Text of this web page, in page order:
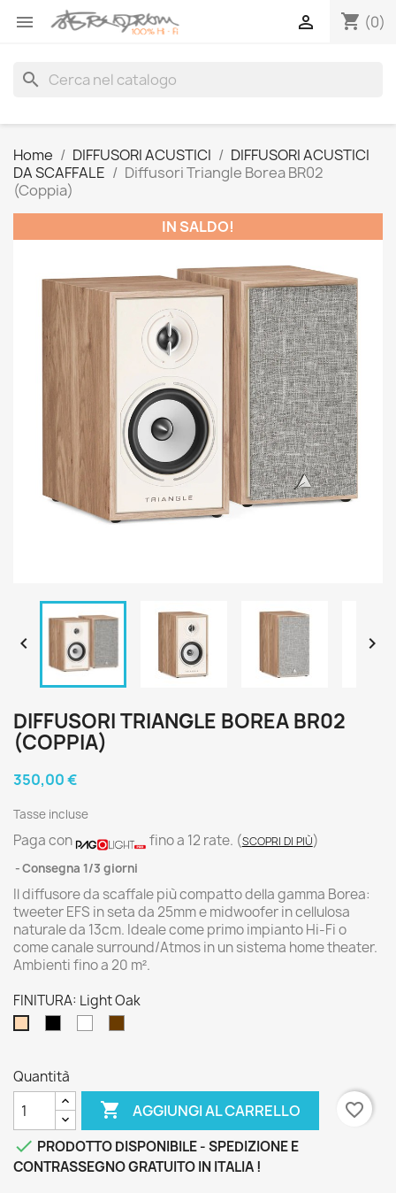
 shopping_cart (0)

search
Home DIFFUSORI ACUSTICI
DIFFUSORI ACUSTICI
DA SCAFFALE
Diffusori Triangle Borea BR02
(Coppia)
IN SALDO!
 
DIFFUSORI TRIANGLE BOREA BR02
(COPPIA)
350,00 €
Tasse incluse
Paga con fino a 12 rate. (SCOPRI DI PIÙ)
Consegna 1/3 giorni
Il diffusore da scaffale più compatto della gamma Borea:
tweeter EFS in seta da 25mm e midwoofer in cellulosa
naturale da 13cm. Ideale come primo impianto Hi-Fi o
come canale surround/Atmos in un sistema home theater.
Ambienti fino a 20 m².
FINITURA: Light Oak
Quantità
 AGGIUNGI AL CARRELLO
favorite_border
 PRODOTTO DISPONIBILE - SPEDIZIONE E
CONTRASSEGNO GRATUITO IN ITALIA !